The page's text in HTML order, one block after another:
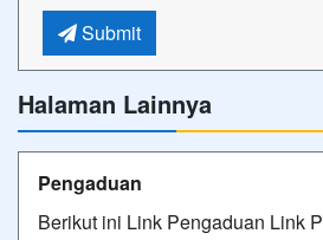
Submit
Halaman Lainnya
Pengaduan
Berikut ini Link Pengaduan Link